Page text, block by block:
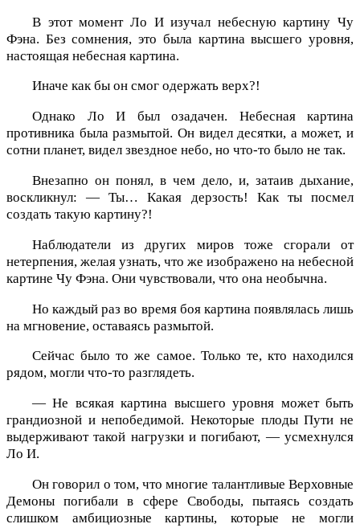
В этот момент Ло И изучал небесную картину Чу
Фэна. Без сомнения, это была картина высшего уровня,
настоящая небесная картина.
Иначе как бы он смог одержать верх?!
Однако Ло И был озадачен. Небесная картина
противника была размытой. Он видел десятки, а может, и
сотни планет, видел звездное небо, но что-то было не так.
Внезапно он понял, в чем дело, и, затаив дыхание,
воскликнул: — Ты… Какая дерзость! Как ты посмел
создать такую картину?!
Наблюдатели из других миров тоже сгорали от
нетерпения, желая узнать, что же изображено на небесной
картине Чу Фэна. Они чувствовали, что она необычна.
Но каждый раз во время боя картина появлялась лишь
на мгновение, оставаясь размытой.
Сейчас было то же самое. Только те, кто находился
рядом, могли что-то разглядеть.
— Не всякая картина высшего уровня может быть
грандиозной и непобедимой. Некоторые плоды Пути не
выдерживают такой нагрузки и погибают, — усмехнулся
Ло И.
Он говорил о том, что многие талантливые Верховные
Демоны погибали в сфере Свободы, пытаясь создать
слишком амбициозные картины, которые не могли